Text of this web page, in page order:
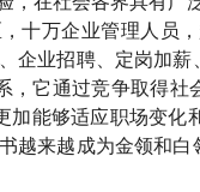
十万企业管理人员
企业招聘、定岗加
，它通过竞争取得
加能够适应职场变化
越来越成为金领和